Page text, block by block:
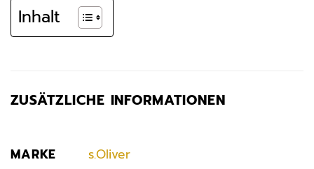
Inhalt
ZUSÄTZLICHE INFORMATIONEN
MARKE s.Oliver